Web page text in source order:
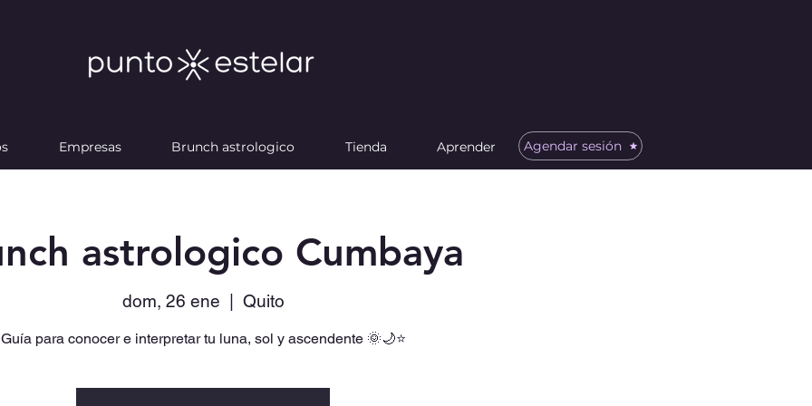
Empresas Brunch astrologico Tienda Aprender Agendar sesión
astrologico Cumbaya
dom, 26 ene Quito
Guía para conocer e interpretar tu luna, sol y ascendente 🌞🌙⭐